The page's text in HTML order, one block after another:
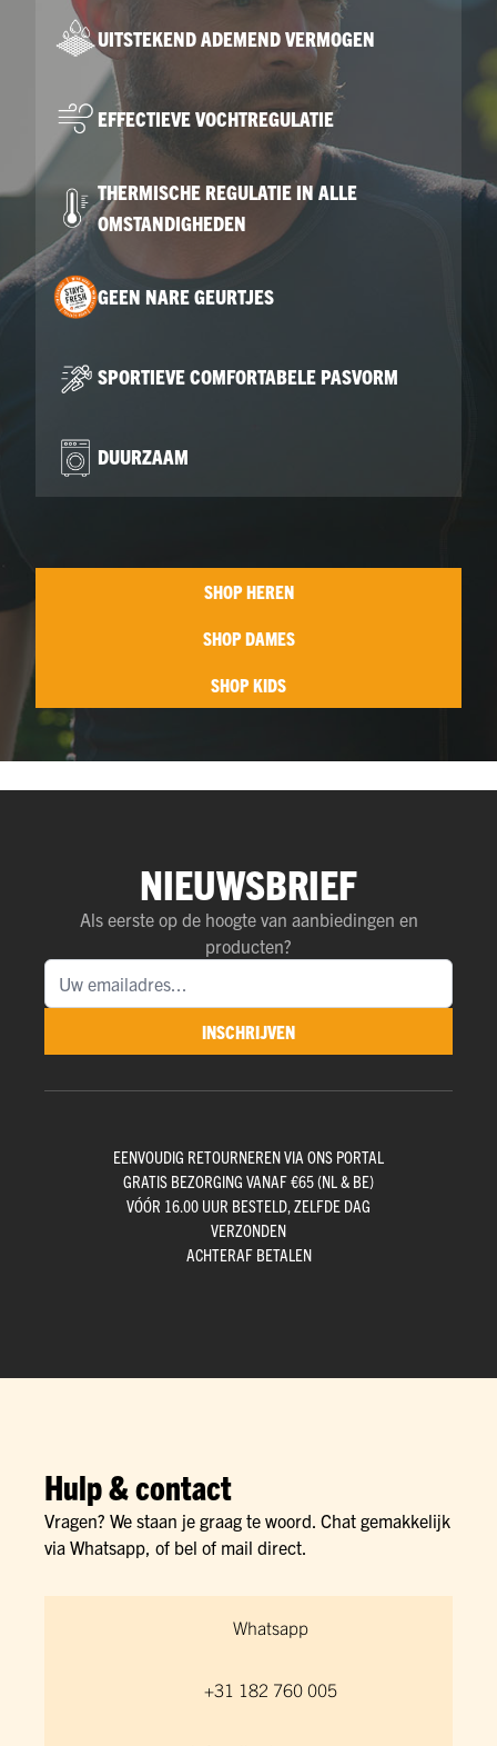
UITSTEKEND ADEMEND VERMOGEN
EFFECTIEVE VOCHTREGULATIE
THERMISCHE REGULATIE IN ALLE
OMSTANDIGHEDEN
GEEN NARE GEURTJES
SPORTIEVE COMFORTABELE PASVORM
DUURZAAM
SHOP HEREN
SHOP DAMES
SHOP KIDS
NIEUWSBRIEF
Als eerste op de hoogte van aanbiedingen en
producten?
INSCHRIJVEN
EENVOUDIG RETOURNEREN VIA ONS PORTAL
GRATIS BEZORGING VANAF €65 (NL & BE)
VÓÓR 16.00 UUR BESTELD, ZELFDE DAG
VERZONDEN
ACHTERAF BETALEN
Hulp & contact
Vragen? We staan je graag te woord. Chat gemakkelijk
via Whatsapp, of bel of mail direct.
Whatsapp
+31 182 760 005